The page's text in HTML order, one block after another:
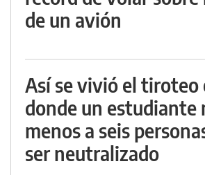
de un avión
Así se vivió el tiroteo
donde un estudiante
menos a seis
ser neutralizado